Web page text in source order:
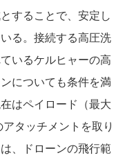
することで、安定し
る。接続する高圧洗
いるケルヒャーの高
についても条件を満
はペイロード（最大
タッチメントを取り
、ドローンの飛行範